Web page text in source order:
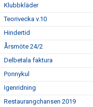
Klubbkläder
Teorivecka v.10
Hindertid
Årsmöte 24/2
Delbetala faktura
Ponnykul
Igenridning
Restaurangchansen 2019